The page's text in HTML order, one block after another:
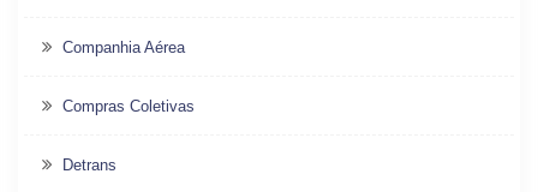
Companhia Aérea
Compras Coletivas
Detrans